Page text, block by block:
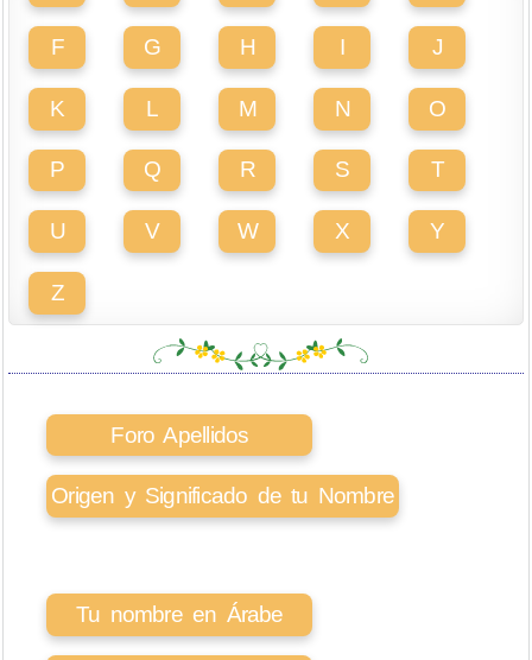
F G H I J
K L M N O
P Q R S T
U V W X Y
Z
Foro Apellidos
Origen y Significado de tu Nombre
Tu nombre en Árabe